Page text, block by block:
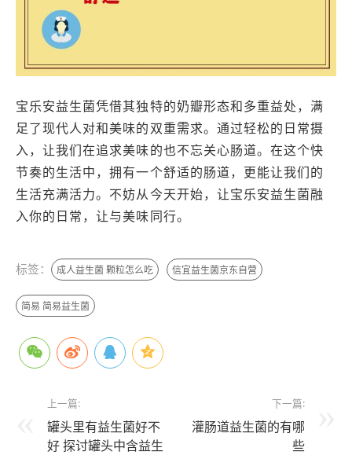
宝乐安益生菌凭借其独特的奶瓣形态和多重益处，满
足了现代人对和美味的双重需求。通过轻松的日常摄
入，让我们在追求美味的也不忘关心肠道。在这个快
节奏的生活中，拥有一个舒适的肠道，更能让我们的
生活充满活力。不妨从今天开始，让宝乐安益生菌融
入你的日常，让与美味同行。
标签： 成人益生菌 颗粒怎么吃 信宜益生菌京东自营
简易 简易益生菌
上一篇:
罐头里有益生菌好不
好 探讨罐头中含益生
下一篇:
灌肠道益生菌的有哪
些